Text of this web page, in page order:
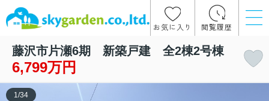
お気に入り 閲覧履歴
藤沢市片瀬6期 新築戸建 全2棟2号棟
6,799万円
1 /34